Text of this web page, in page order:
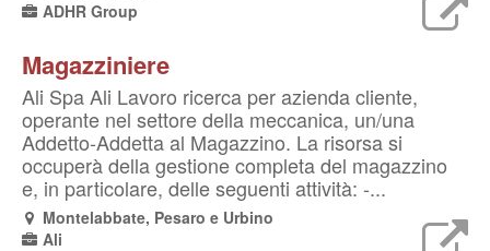
ADHR Group
Magazziniere
Ali Spa Ali Lavoro ricerca per azienda cliente,
operante nel settore della meccanica, un/una
Addetto-Addetta al Magazzino. La risorsa si
occuperà della gestione completa del magazzino
e, in particolare, delle seguenti attività: -...
Montelabbate, Pesaro e Urbino
Ali